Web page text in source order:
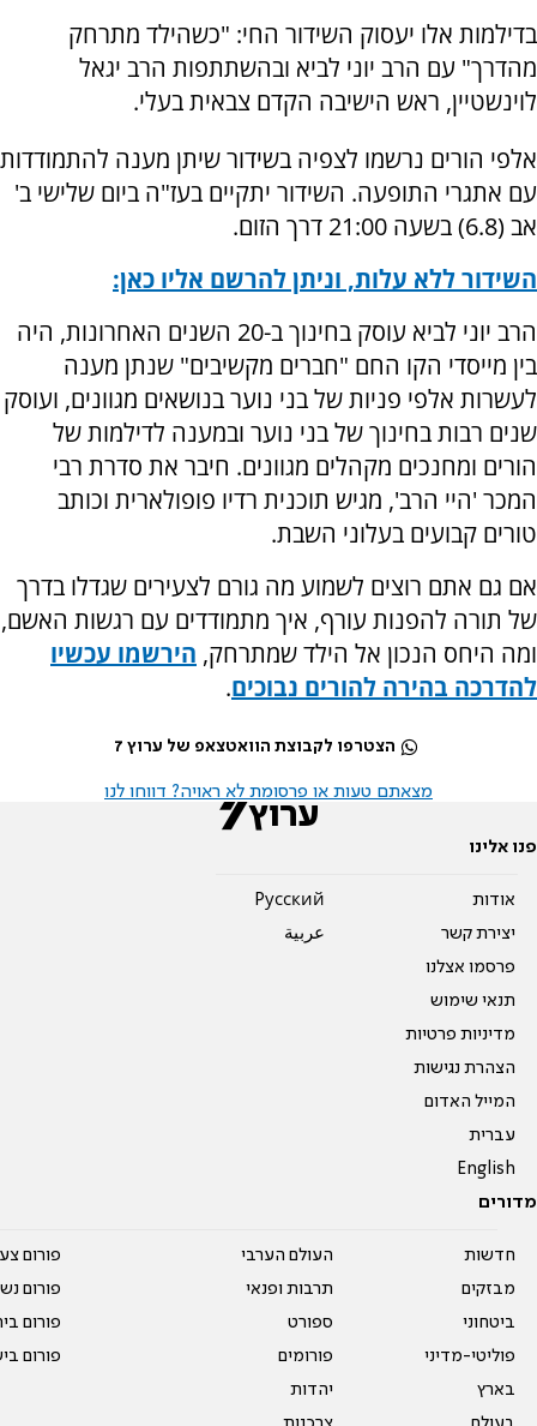
בדילמות אלו יעסוק השידור החי: "כשהילד מתרחק
מהדרך" עם הרב יוני לביא ובהשתתפות הרב יגאל
לוינשטיין, ראש הישיבה הקדם צבאית בעלי.
אלפי הורים נרשמו לצפיה בשידור שיתן מענה להתמודדות
עם אתגרי התופעה. השידור יתקיים בעז"ה ביום שלישי ב'
אב (6.8) בשעה 21:00 דרך הזום.
השידור ללא עלות, וניתן להרשם אליו כאן:
הרב יוני לביא עוסק בחינוך ב-20 השנים האחרונות, היה
בין מייסדי הקו החם "חברים מקשיבים" שנתן מענה
לעשרות אלפי פניות של בני נוער בנושאים מגוונים, ועוסק
שנים רבות בחינוך של בני נוער ובמענה לדילמות של
הורים ומחנכים מקהלים מגוונים. חיבר את סדרת רבי
המכר 'היי הרב', מגיש תוכנית רדיו פופולארית וכותב
טורים קבועים בעלוני השבת.
אם גם אתם רוצים לשמוע מה גורם לצעירים שגדלו בדרך
של תורה להפנות עורף, איך מתמודדים עם רגשות האשם,
ומה היחס הנכון אל הילד שמתרחק, הירשמו עכשיו
להדרכה בהירה להורים נבוכים.
הצטרפו לקבוצת הוואטצאפ של ערוץ 7
מצאתם טעות או פרסומת לא ראויה? דווחו לנו
פנו אלינו
אודות
יצירת קשר
פרסמו אצלנו
תנאי שימוש
מדיניות פרטיות
הצהרת נגישות
המייל האדום
עברית
English
Pусский
عربية
מדורים
חדשות
מבזקים
ביטחוני
פוליטי-מדיני
בארץ
העולם הערבי
תרבות ופנאי
ספורט
פורומים
יהדות
פורום
פורום
פורום
פורום